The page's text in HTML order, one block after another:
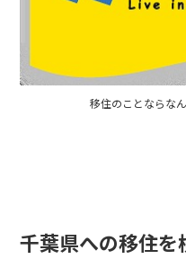
移住のことならなん
千葉県への移住